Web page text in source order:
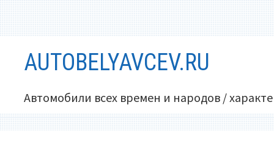
содержимомуAUTOBELYAVCEV.RU
Автомобили всех времен и народов /